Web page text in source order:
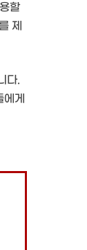
할
제
다.
게